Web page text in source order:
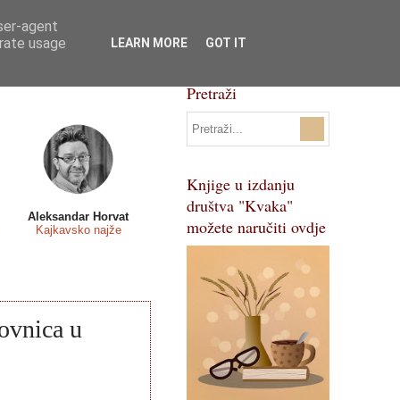
Svi natječaji
Pojmovnik
Aleksandar Horvat
Kajkavsko najže
u
Pretraži
Knjige u izdanju
društva "Kvaka"
možete naručiti ovdje
agent
usage
LEARN MORE GOT IT